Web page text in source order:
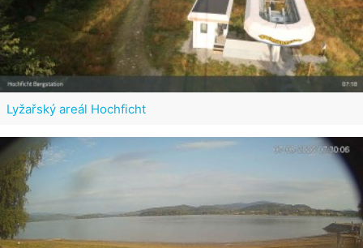
Lyžařský areál Hochficht